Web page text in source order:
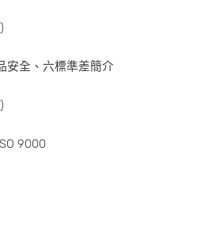
安全、六標準差簡介
9000